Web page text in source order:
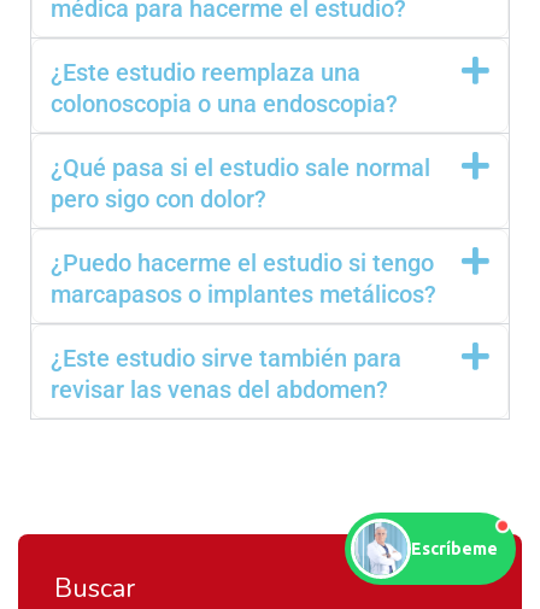
médica para hacerme el estudio?
¿Este estudio reemplaza una
colonoscopia o una endoscopia?
¿Qué pasa si el estudio sale normal
pero sigo con dolor?
¿Puedo hacerme el estudio si tengo
marcapasos o implantes metálicos?
¿Este estudio sirve también para
revisar las venas del abdomen?
Buscar
Escríbeme